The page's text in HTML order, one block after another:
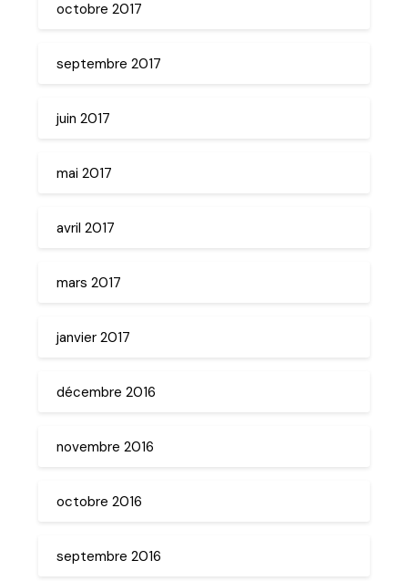
octobre 2017
septembre 2017
juin 2017
mai 2017
avril 2017
mars 2017
janvier 2017
décembre 2016
novembre 2016
octobre 2016
septembre 2016